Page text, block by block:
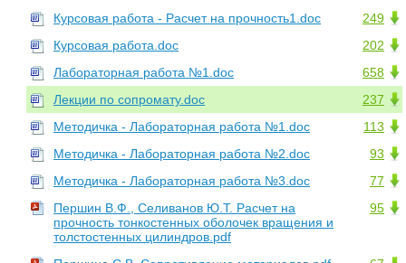
249
Курсовая работа - Расчет на прочность1.doc
202
Курсовая работа.doc
658
Лабораторная работа №1.doc
237
Лекции по сопромату.doc
113
Методичка - Лабораторная работа №1.doc
93
Методичка - Лабораторная работа №2.doc
77
Методичка - Лабораторная работа №3.doc
95
Першин В.Ф., Селиванов Ю.Т. Расчет на
прочность тонкостенных оболочек вращения и
толстостенных цилиндров.pdf